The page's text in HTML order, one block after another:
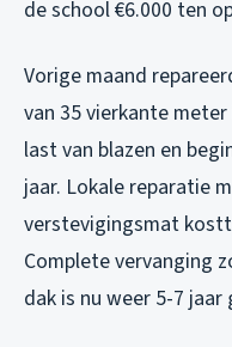
de school €6.000 ten
Vorige maand
van 35 vierkante
last van blazen en
jaar. Lokale reparatie
verstevigingsmat
Complete vervanging
dak is nu weer 5-7